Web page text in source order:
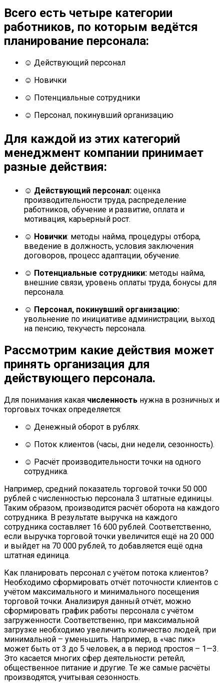
Всего есть четыре категории
работников, по которым ведётся
планирование персонала:
☺ Действующий персонал
☺ Новички
☺ Потенциальные сотрудники
☺ Персонал, покинувший организацию
Для каждой из этих категорий
менеджмент компании принимает
разные действия:
☺ Действующий персонал: оценка
производительности труда, распределение
работников, обучение и развитие, оплата и
мотивация, карьерный рост.
☺ Новички: методы найма, процедуры отбора,
введение в должность, условия заключения
договоров, процесс адаптации, обучение.
☺ Потенциальные сотрудники: методы найма,
внешние связи, уровень оплаты труда, бонусы для
персонала.
☺ Персонал, покинувший организацию:
увольнение по инициативе администрации, выход
на пенсию, текучесть персонала.
Рассмотрим какие действия может
принять организация для
действующего персонала.
Для понимания какая численность нужна в розничных и
торговых точках определяется:
☺ Денежный оборот в рублях.
☺ Поток клиентов (часы, дни недели, сезонность).
☺ Расчёт производительности точки на одного
сотрудника.
Например, средний показатель торговой точки 50 000
рублей с численностью персонала 3 штатные единицы.
Таким образом, производится расчёт оборота на каждого
сотрудника. В результате выручка на каждого
сотрудника составляет 16 600 рублей. Соответственно,
если выручка торговой точки увеличится ещё на 20 000
и выйдет на 70 000 рублей, то добавляется ещё одна
штатная единица.
Как планировать персонал с учётом потока клиентов?
Необходимо сформировать отчёт поточности клиентов с
учётом максимального и минимального посещения
торговой точки. Анализируя данный отчёт, можно
сформировать график работы персонала с учётом
загруженности. Соответственно, при максимальной
загрузке необходимо увеличить количество людей, при
минимальной – уменьшить. Например, в «час пик»
может быть от 3 до 5 человек, а в период простоя – 1—3.
Это касается многих сфер деятельности: ретейл,
общественное питание и другие. Те же самые расчёты
производятся, учитывая сезонность.